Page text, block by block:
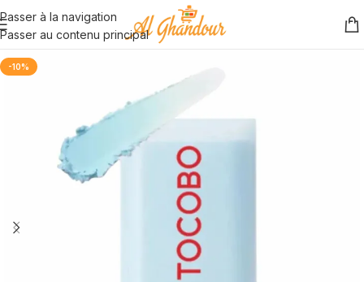
Passer à la navigation
Passer au contenu principal
-10%